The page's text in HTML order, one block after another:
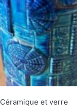
Céramique et verre